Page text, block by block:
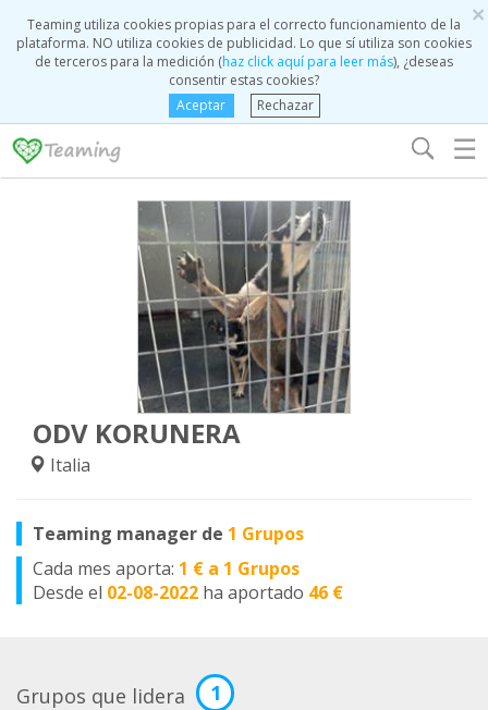
×
Teaming utiliza cookies propias para el correcto funcionamiento de la
plataforma. NO utiliza cookies de publicidad. Lo que sí utiliza son cookies
de terceros para la medición (haz click aquí para leer más), ¿deseas
consentir estas cookies?
Aceptar
Rechazar
☰
ODV KORUNERA
Italia
Teaming manager de 1 Grupos
Cada mes aporta: 1 € a 1 Grupos
Desde el 02-08-2022 ha aportado 46 €
Grupos que lidera 1